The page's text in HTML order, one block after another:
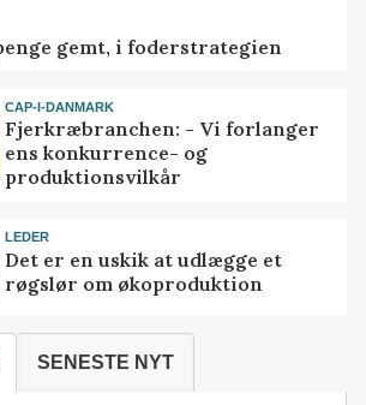
gemt, i foderstrategien
CAP-I-DANMARK
Fjerkræbranchen: - Vi forlanger
ens konkurrence- og
produktionsvilkår
LEDER
Det er en uskik at udlægge et
røgslør om økoproduktion
SENESTE NYT